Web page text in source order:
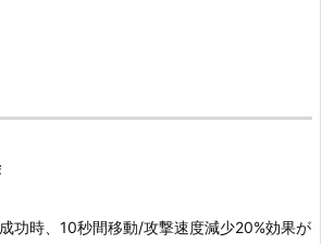
功時、10秒間移動/攻撃速度減少20%効果が